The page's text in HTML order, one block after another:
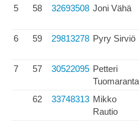
5 58 32693508 Joni Vähä
6 59 29813278 Pyry Sirviö
7 57 30522095 Petteri
Tuomaranta
62 33748313 Mikko
Rautio